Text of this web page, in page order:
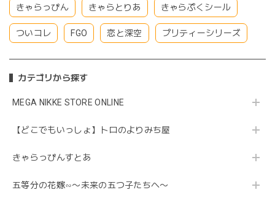
きゃらっぴん きゃらとりあ きゃらぷくシール
ついコレ FGO 恋と深空 プリティーシリーズ
カテゴリから探す
MEGA NIKKE STORE ONLINE
【どこでもいっしょ】トロのよりみち屋
きゃらっぴんすとあ
五等分の花嫁∽〜未来の五つ子たちへ〜